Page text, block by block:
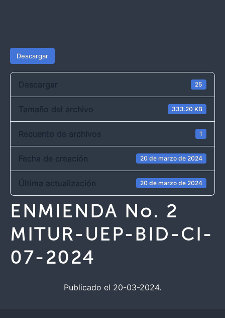
Descargar
Descargar 25
Tamaño del archivo 333.20 KB
Recuento de archivos 1
Fecha de creación 20 de marzo de 2024
Última actualización 20 de marzo de 2024
ENMIENDA No. 2
MITUR-UEP-BID-CI-
07-2024
Publicado el 20-03-2024.